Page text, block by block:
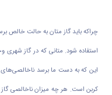
چراکه باید گاز متان به حالت خالص
استفاده شود. متانی که در گاز شهری
این که به دست ما برسد ناخالصی‌های
کربن است. هر چه میزان ناخالصی گاز